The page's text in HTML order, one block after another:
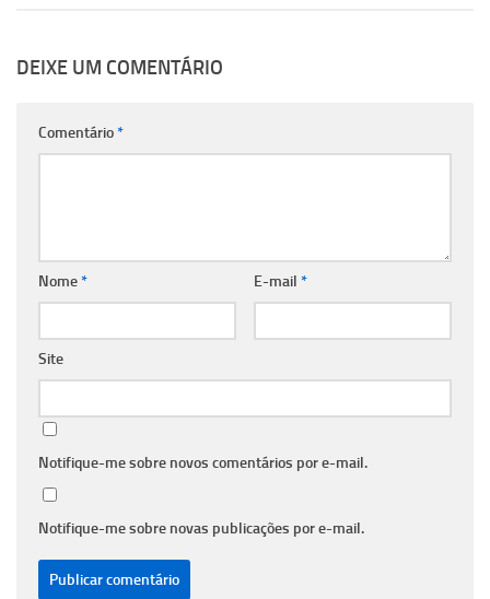
DEIXE UM COMENTÁRIO
Comentário*
Nome* E-mail *
Site
Notifique-me sobre novos comentários por e-mail.
Notifique-me sobre novas publicações por e-mail.